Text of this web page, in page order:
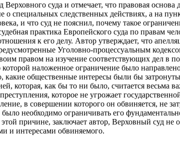
Верховного суда и отмечает, что правовая
о специальных следственных действиях, а на
и что суд не пояснил, почему такое
практика Европейского суда по правам
к его делу. Автор утверждает, что
Уголовно-процессуальным
правом на изучение соответствующих дел в
которой наложенное ограничение было
какие общественные интересы были бы
которая, как бы то ни было, считается весьма
которое не угрожает
в совершении которого он обвиняется, не
было необходимо ограничивать его
причине, заключает автор, Верховный суд не
и интересами обвиняемого.